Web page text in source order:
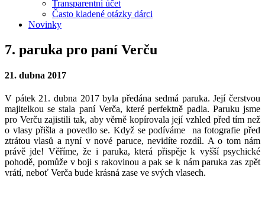
Transparentní účet
Často kladené otázky dárci
Novinky
7. paruka pro paní Verču
21. dubna 2017
V pátek 21. dubna 2017 byla předána sedmá paruka. Její čerstvou
majitelkou se stala paní Verča, které perfektně padla. Paruku jsme
pro Verču zajistili tak, aby věrně kopírovala její vzhled před tím než
o vlasy přišla a povedlo se. Když se podíváme na fotografie před
ztrátou vlasů a nyní v nové paruce, nevidíte rozdíl. A o tom nám
právě jde! Věříme, že i paruka, která přispěje k vyšší psychické
pohodě, pomůže v boji s rakovinou a pak se k nám paruka zas zpět
vrátí, neboť Verča bude krásná zase ve svých vlasech.